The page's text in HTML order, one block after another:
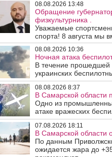
08.08.2026 13:48
Обращение
физкультурника .
Уважаемые
спорта! 8 августа мы
08.08.2026 10:36
Ночная атака
В течение
украинских
08.08.2026 8:37
В Самарской области
Одно из
атаке вражеских
07.08.2026 18:11
В Самарской области
По данным
ожидается жара до